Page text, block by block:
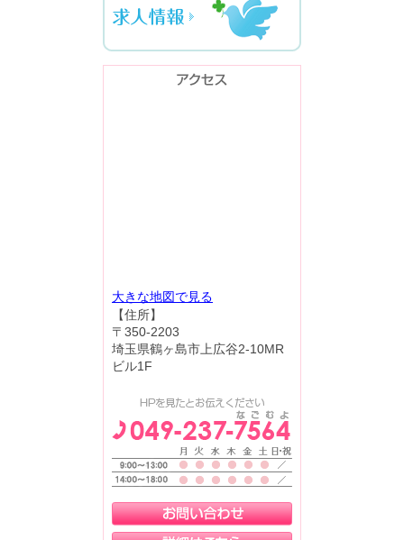
大きな地図で見る
【住所】
〒350-2203
埼玉県鶴ヶ島市上広谷2-10MR
ビル1F